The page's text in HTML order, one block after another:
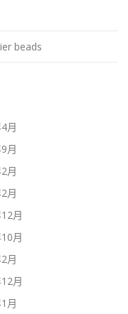
beads
月
月
月
月
月
月
月
月
月